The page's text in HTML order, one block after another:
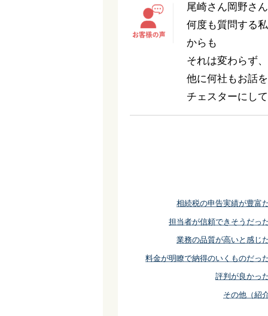
尾崎さん岡野さ
何度も質問する
からも
それは変わらず
他に何社もお話
チェスターにし
相続税の申告実績が豊富
担当者が信頼できそうだっ
業務の品質が高いと感じ
料金が明瞭で納得のいくものだっ
評判が良かっ
その他（紹